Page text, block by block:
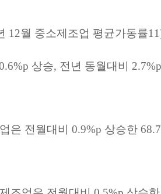
12월 중소제조업 평균가동률
상승, 전년 동월대비 2.7%p
은 전월대비 0.9%p 상승한